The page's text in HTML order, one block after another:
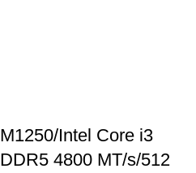
Intel Core i3
4800 MT/s/512